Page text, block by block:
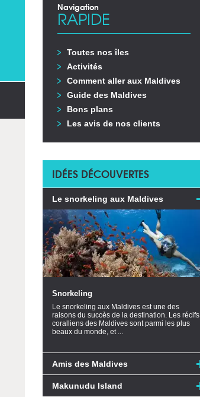
Navigation
RAPIDE
Toutes nos îles
Activités
Comment aller aux Maldives
Guide des Maldives
Bons plans
Les avis de nos clients
IDÉES DÉCOUVERTES
Le snorkeling aux Maldives
Snorkeling
Le snorkeling aux Maldives est une des
raisons du succès de la destination. Les récifs
coralliens des Maldives sont parmi les plus
beaux du monde, et ...
Amis des Maldives
Makunudu Island